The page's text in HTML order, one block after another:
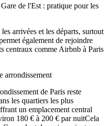
de l'Est : pratique pour les
arrivées et les départs, surtout
également de rejoindre
centraux comme Airbnb à Paris
arrondissement
de Paris reste
les quartiers les plus
un emplacement central
180 € à 200 € par nuitCela